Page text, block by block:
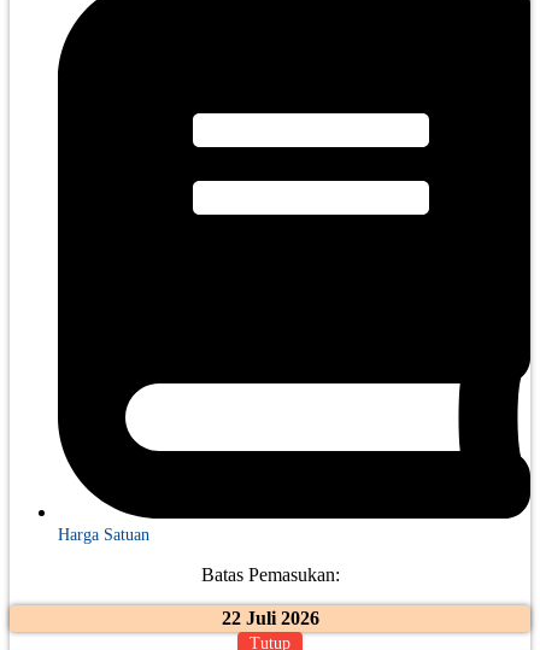
Harga Satuan
Batas Pemasukan:
22 Juli 2026
Tutup